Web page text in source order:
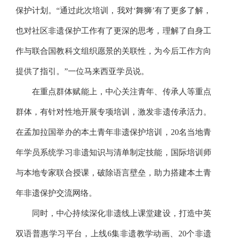
保护计划。“通过此次培训，我对‘舞狮’有了更多了解，
也对社区非遗保护工作有了更深的思考，理解了自身工
作与联合国教科文组织愿景的关联性，为今后工作方向
提供了指引。”一位马来西亚学员说。
在重点群体赋能上，中心关注青年、传承人等重点
群体，有针对性地开展专项培训，激发非遗传承活力。
在孟加拉国举办的本土青年非遗保护培训，20名当地青
年学员系统学习非遗知识与清单制定技能，国际培训师
与本地专家联合授课，破除语言壁垒，助力搭建本土青
年非遗保护交流网络。
同时，中心持续深化非遗线上课堂建设，打造中英
双语普惠学习平台，上线6集非遗教学动画、20个非遗